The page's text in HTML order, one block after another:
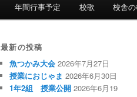
年間行事予定 校歌 校舎
最新の投稿
魚つかみ大会 2026年7月27日
授業におじゃま 2026年6月30日
1年2組 授業公開 2026年6月19